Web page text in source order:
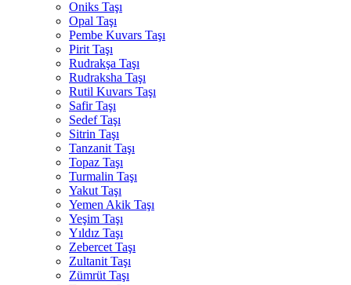
Oniks Taşı
Opal Taşı
Pembe Kuvars Taşı
Pirit Taşı
Rudrakşa Taşı
Rudraksha Taşı
Rutil Kuvars Taşı
Safir Taşı
Sedef Taşı
Sitrin Taşı
Tanzanit Taşı
Topaz Taşı
Turmalin Taşı
Yakut Taşı
Yemen Akik Taşı
Yeşim Taşı
Yıldız Taşı
Zebercet Taşı
Zultanit Taşı
Zümrüt Taşı